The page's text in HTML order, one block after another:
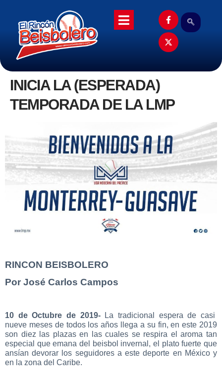
INICIA LA (ESPERADA)
TEMPORADA DE LA LMP
RINCON BEISBOLERO
Por José Carlos Campos
10 de Octubre de 2019-
La tradicional espera de casi
nueve meses de todos los años llega a su fin, en este 2019
son diez las plazas en las cuales se respira el aroma tan
especial que emana del beisbol invernal, el plato fuerte que
ansían devorar los seguidores a este deporte en México y
en la zona del Caribe.